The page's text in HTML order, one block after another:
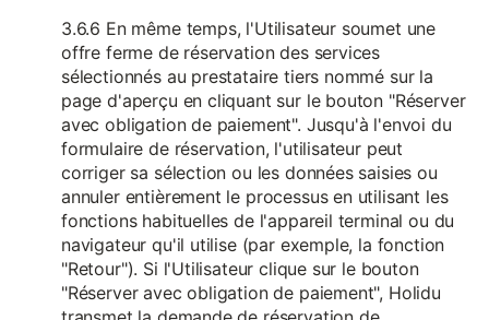
3.6.6 En même temps, l'Utilisateur soumet une
offre ferme de réservation des services
sélectionnés au prestataire tiers nommé sur la
page d'aperçu en cliquant sur le bouton "Réserver
avec obligation de paiement". Jusqu'à l'envoi du
formulaire de réservation, l'utilisateur peut
corriger sa sélection ou les données saisies ou
annuler entièrement le processus en utilisant les
fonctions habituelles de l'appareil terminal ou du
navigateur qu'il utilise (par exemple, la fonction
"Retour"). Si l'Utilisateur clique sur le bouton
"Réserver avec obligation de paiement", Holidu